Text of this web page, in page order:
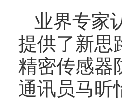
业界专家
提供了新思
精密传感器
通讯员马昕